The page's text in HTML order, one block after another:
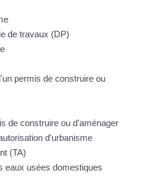
de travaux (DP)
permis de construire ou
de construire ou d'aménager
d'urbanisme
(TA)
eaux usées domestiques